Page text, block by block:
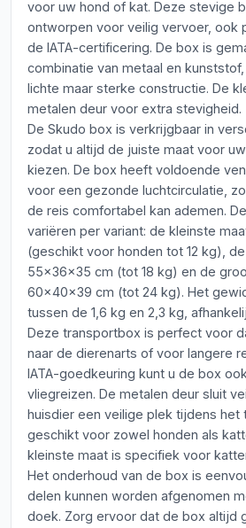
voor uw hond of kat. Deze stevige
ontworpen voor veilig vervoer, ook
de IATA-certificering. De box is
combinatie van metaal en
lichte maar sterke constructie. De
metalen deur voor extra stevigheid.
De Skudo box is verkrijgbaar in
zodat u altijd de juiste maat voor
kiezen. De box heeft voldoende
voor een gezonde luchtcirculatie,
de reis comfortabel kan ademen.
variëren per variant: de kleinste
(geschikt voor honden tot 12 kg),
55x36x35 cm (tot 18 kg) en de
60x40x39 cm (tot 24 kg). Het
tussen de 1,6 kg en 2,3 kg,
Deze transportbox is perfect voor
naar de dierenarts of voor langere
IATA-goedkeuring kunt u de box
vliegreizen. De metalen deur sluit
huisdier een veilige plek tijdens het
geschikt voor zowel honden als
kleinste maat is specifiek voor
Het onderhoud van de box is
delen kunnen worden afgenomen
doek. Zorg ervoor dat de box altijd